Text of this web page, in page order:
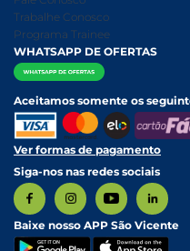
Relatório Transparência Salarial
Política de Pagamento
Trabalhe Conosco
Programa Trainee
WHATSAPP DE OFERTAS
Aceitamos somente os
Ver formas de pagamento
Siga-nos nas redes sociais
Baixe nosso APP São Vicente